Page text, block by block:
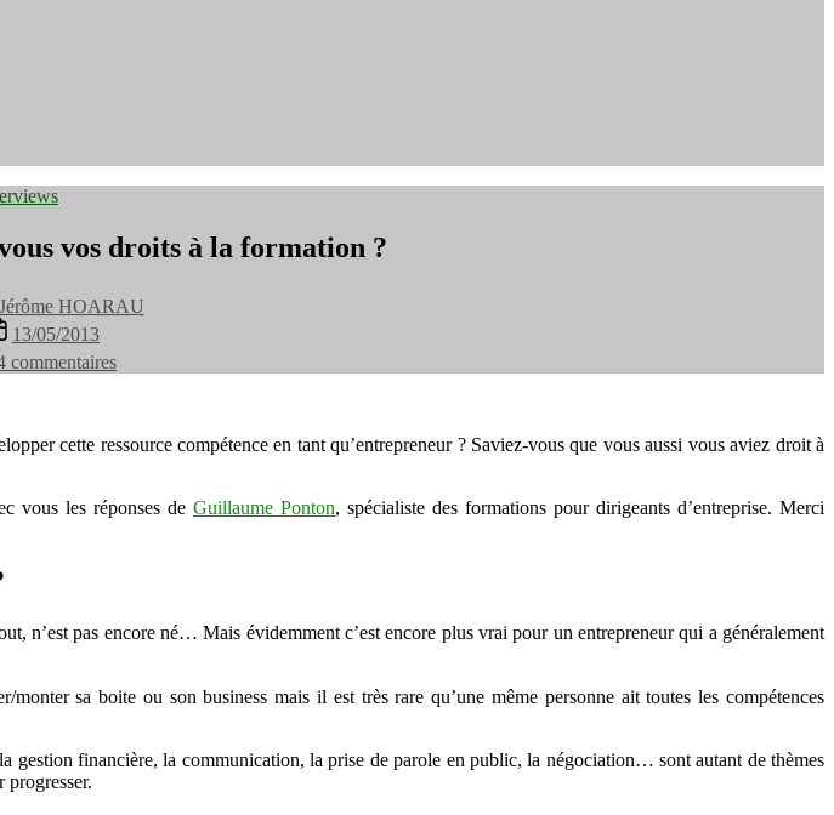
Catégories
vos droits à la formation ?
Jérôme HOARAU
13/05/2013
commentaires
Entrepreneurs
vous
à
cette ressource compétence en tant qu’entrepreneur ? Saviez-vous que vous aussi vous aviez droit à
vous les réponses de Guillaume Ponton, spécialiste des formations pour dirigeants d’entreprise. Merci
n’est pas encore né… Mais évidemment c’est encore plus vrai pour un entrepreneur qui a généralement
sa boite ou son business mais il est très rare qu’une même personne ait toutes les compétences
financière, la communication, la prise de parole en public, la négociation… sont autant de thèmes
progresser.